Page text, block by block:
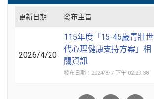
更新日期 發布主旨
2026/4/20
115年度「15-45歲青壯世
代心理健康支持方案」相
關資訊
發布日期：2024/8/7 下午 02:29:38